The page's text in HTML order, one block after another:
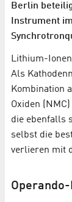
Berlin
Instrument
Lithium-
Als
Kombination
Oxiden
die ebenfalls
selbst die
verlieren mit